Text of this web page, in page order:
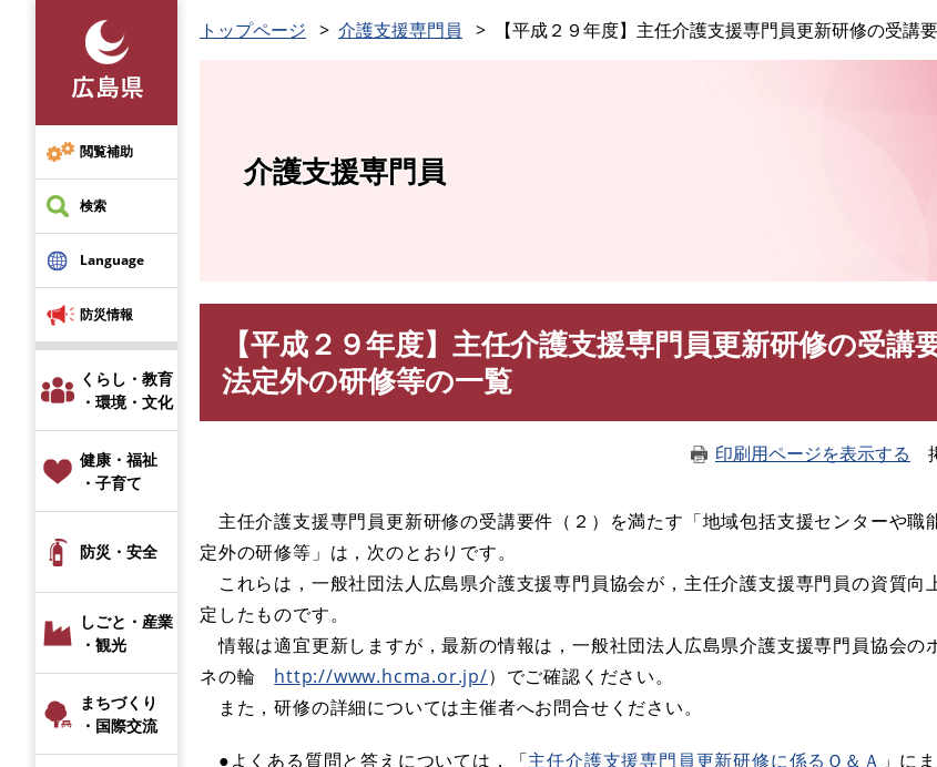
先
頭
で
す
閲覧補助
検索
Language
防災情報
くらし・教育
・環境・文化
健康・福祉
・子育て
防災・安全
しごと・産業
・観光
まちづくり
・国際交流
トップページ 介護支援専門員 【平成２９年度】主任介護支援専門員更新研修の受講
介護支援専門員
【平成２９年度】主任介護支援専門員更新研修の受講
法定外の研修等の一覧
印刷用ページを表示する
主任介護支援専門員更新研修の受講要件（２）を満たす「地域包括支援センターや職
定外の研修等」は，次のとおりです。
これらは，一般社団法人広島県介護支援専門員協会が，主任介護支援専門員の資質向
定したものです。
情報は適宜更新しますが，最新の情報は，一般社団法人広島県介護支援専門員協会の
ネの輪 http://www.hcma.or.jp/）でご確認ください。
また，研修の詳細については主催者へお問合せください。
●よくある質問と答えについては，「主任介護支援専門員更新研修に係るＱ＆Ａ 」に